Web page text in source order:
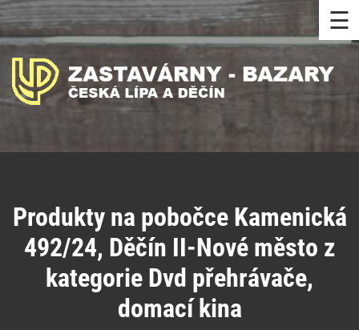
☰
Produkty na pobočce Kamenická
492/24, Děčín II-Nové město z
kategorie Dvd přehrávače,
domací kina